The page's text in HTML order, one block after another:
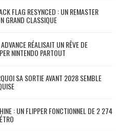
FLAG RESYNCED : UN REMASTER
GRAND CLASSIQUE
RÉALISAIT UN RÊVE DE
NINTENDO PARTOUT
SA SORTIE AVANT 2028 SEMBLE
: UN FLIPPER FONCTIONNEL DE 2 274